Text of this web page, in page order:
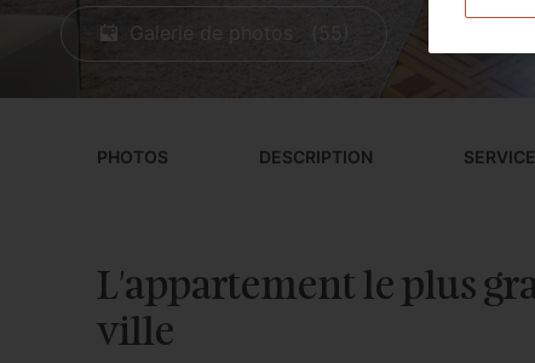
Galerie de photos (55)
PHOTOS DESCRIPTION
L'appartement le plus
ville